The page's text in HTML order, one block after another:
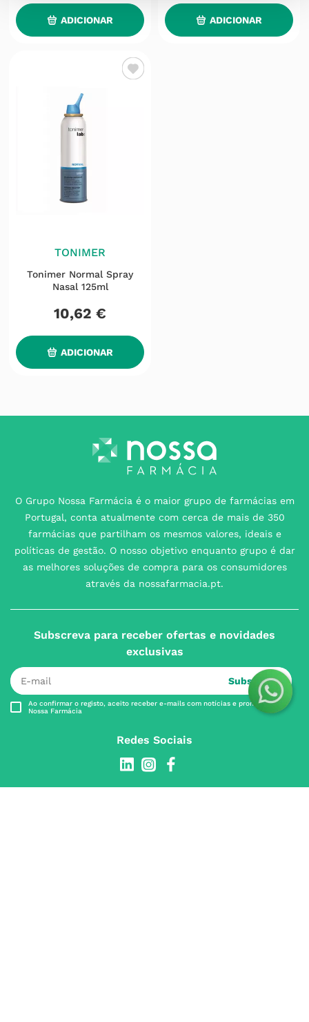
ADICIONAR ADICIONAR
TONIMER
Tonimer Normal Spray
Nasal 125ml
10,62 €
ADICIONAR
O Grupo Nossa Farmácia é o maior grupo de farmácias em
Portugal, conta atualmente com cerca de mais de 350
farmácias que partilham os mesmos valores, ideais e
políticas de gestão. O nosso objetivo enquanto grupo é dar
as melhores soluções de compra para os consumidores
através da nossafarmacia.pt.
Subscreva para receber ofertas e novidades
exclusivas
Subscrever
Ao confirmar o registo, aceito receber e-mails com notícias e promoções da
Nossa Farmácia
Redes Sociais